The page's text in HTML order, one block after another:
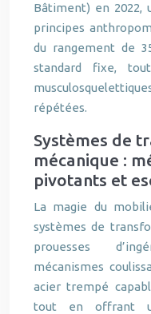
Bâtiment) en 2022,
principes
du rangement de
standard fixe,
répétées.
Systèmes de
mécanique :
pivotants et
La magie du
systèmes de
prouesses
mécanismes
acier trempé
tout en offrant